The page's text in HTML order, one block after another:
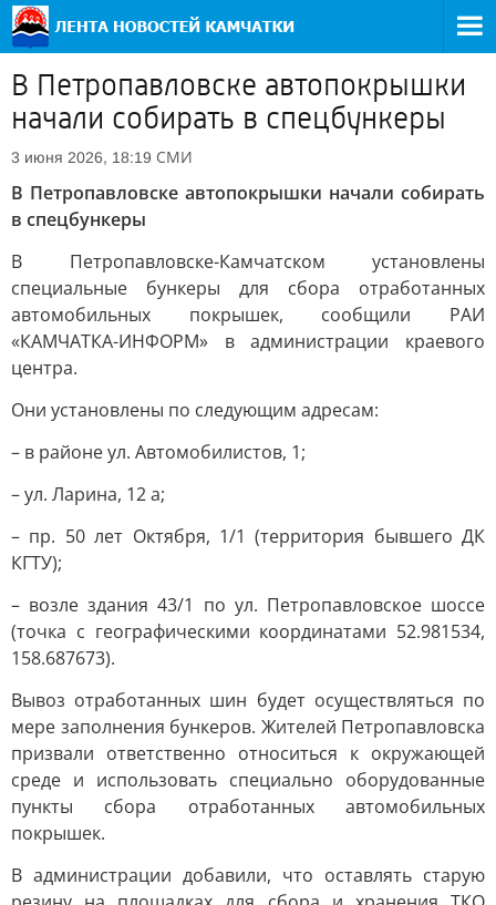
В Петропавловске автопокрышки
начали собирать в спецбункеры
3 июня 2026, 18:19 СМИ
В Петропавловске автопокрышки начали собирать
в спецбункеры
В Петропавловске-Камчатском установлены
специальные бункеры для сбора отработанных
автомобильных покрышек, сообщили РАИ
«КАМЧАТКА-ИНФОРМ» в администрации краевого
центра.
Они установлены по следующим адресам:
– в районе ул. Автомобилистов, 1;
– ул. Ларина, 12 а;
– пр. 50 лет Октября, 1/1 (территория бывшего ДК
КГТУ);
– возле здания 43/1 по ул. Петропавловское шоссе
(точка с географическими координатами 52.981534,
158.687673).
Вывоз отработанных шин будет осуществляться по
мере заполнения бункеров. Жителей Петропавловска
призвали ответственно относиться к окружающей
среде и использовать специально оборудованные
пункты сбора отработанных автомобильных
покрышек.
В администрации добавили, что оставлять старую